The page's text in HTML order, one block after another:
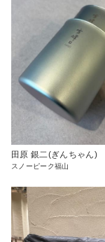
田原 銀二(ぎんちゃん)
スノーピーク福山